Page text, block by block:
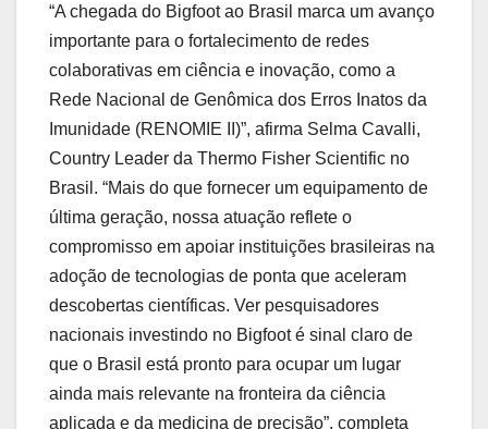
“A chegada do Bigfoot ao Brasil marca um avanço
importante para o fortalecimento de redes
colaborativas em ciência e inovação, como a
Rede Nacional de Genômica dos Erros Inatos da
Imunidade (RENOMIE II)”, afirma Selma Cavalli,
Country Leader da Thermo Fisher Scientific no
Brasil. “Mais do que fornecer um equipamento de
última geração, nossa atuação reflete o
compromisso em apoiar instituições brasileiras na
adoção de tecnologias de ponta que aceleram
descobertas científicas. Ver pesquisadores
nacionais investindo no Bigfoot é sinal claro de
que o Brasil está pronto para ocupar um lugar
ainda mais relevante na fronteira da ciência
aplicada e da medicina de precisão”, completa